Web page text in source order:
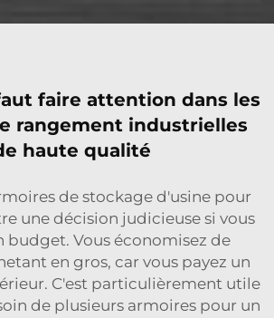
faire attention dans les
rangement industrielles
haute qualité
de stockage d'usine pour
une décision judicieuse si vous
budget. Vous économisez de
en gros, car vous payez un
C'est particulièrement utile
de plusieurs armoires pour un